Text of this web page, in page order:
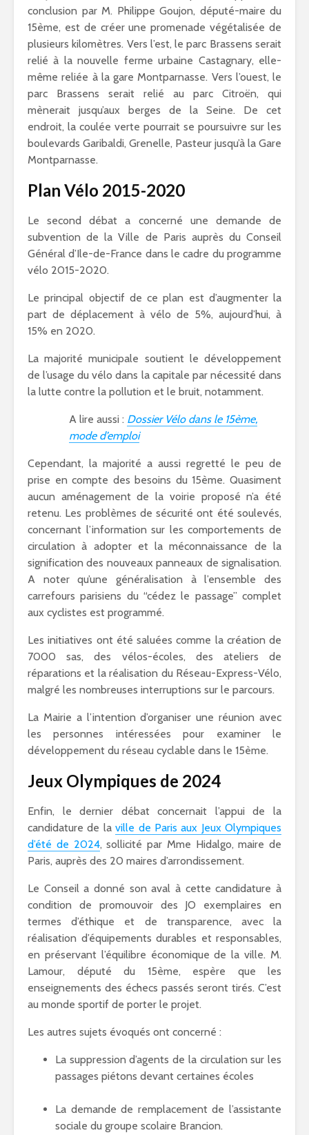
conclusion par M. Philippe Goujon, député-maire du
15ème, est de créer une promenade végétalisée de
plusieurs kilomètres. Vers l’est, le parc Brassens serait
relié à la nouvelle ferme urbaine Castagnary, elle-
même reliée à la gare Montparnasse. Vers l’ouest, le
parc Brassens serait relié au parc Citroën, qui
mènerait jusqu’aux berges de la Seine. De cet
endroit, la coulée verte pourrait se poursuivre sur les
boulevards Garibaldi, Grenelle, Pasteur jusqu’à la Gare
Montparnasse.
Plan Vélo 2015-2020
Le second débat a concerné une demande de
subvention de la Ville de Paris auprès du Conseil
Général d’Ile-de-France dans le cadre du programme
vélo 2015-2020.
Le principal objectif de ce plan est d’augmenter la
part de déplacement à vélo de 5%, aujourd’hui, à
15% en 2020.
La majorité municipale soutient le développement
de l’usage du vélo dans la capitale par nécessité dans
la lutte contre la pollution et le bruit, notamment.
A lire aussi : Dossier Vélo dans le 15ème,
mode d’emploi
Cependant, la majorité a aussi regretté le peu de
prise en compte des besoins du 15ème. Quasiment
aucun aménagement de la voirie proposé n’a été
retenu. Les problèmes de sécurité ont été soulevés,
concernant l’information sur les comportements de
circulation à adopter et la méconnaissance de la
signification des nouveaux panneaux de signalisation.
A noter qu’une généralisation à l’ensemble des
carrefours parisiens du “cédez le passage” complet
aux cyclistes est programmé.
Les initiatives ont été saluées comme la création de
7000 sas, des vélos-écoles, des ateliers de
réparations et la réalisation du Réseau-Express-Vélo,
malgré les nombreuses interruptions sur le parcours.
La Mairie a l’intention d’organiser une réunion avec
les personnes intéressées pour examiner le
développement du réseau cyclable dans le 15ème.
Jeux Olympiques de 2024
Enfin, le dernier débat concernait l’appui de la
candidature de laville de Paris aux Jeux Olympiques
d’été de 2024, sollicité par Mme Hidalgo, maire de
Paris, auprès des 20 maires d’arrondissement.
Le Conseil a donné son aval à cette candidature à
condition de promouvoir des JO exemplaires en
termes d’éthique et de transparence, avec la
réalisation d’équipements durables et responsables,
en préservant l’équilibre économique de la ville. M.
Lamour, député du 15ème, espère que les
enseignements des échecs passés seront tirés. C’est
au monde sportif de porter le projet.
Les autres sujets évoqués ont concerné :
La suppression d’agents de la circulation sur les
passages piétons devant certaines écoles
La demande de remplacement de l’assistante
sociale du groupe scolaire Brancion.